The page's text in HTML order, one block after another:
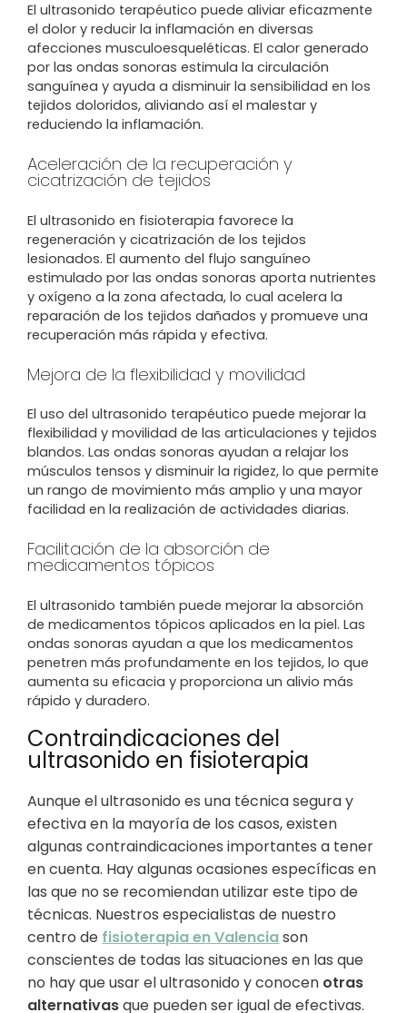
El ultrasonido terapéutico puede aliviar eficazmente
el dolor y reducir la inflamación en diversas
afecciones musculoesqueléticas. El calor generado
por las ondas sonoras estimula la circulación
sanguínea y ayuda a disminuir la sensibilidad en los
tejidos doloridos, aliviando así el malestar y
reduciendo la inflamación.
Aceleración de la recuperación y
cicatrización de tejidos
El ultrasonido en fisioterapia favorece la
regeneración y cicatrización de los tejidos
lesionados. El aumento del flujo sanguíneo
estimulado por las ondas sonoras aporta nutrientes
y oxígeno a la zona afectada, lo cual acelera la
reparación de los tejidos dañados y promueve una
recuperación más rápida y efectiva.
Mejora de la flexibilidad y movilidad
El uso del ultrasonido terapéutico puede mejorar la
flexibilidad y movilidad de las articulaciones y tejidos
blandos. Las ondas sonoras ayudan a relajar los
músculos tensos y disminuir la rigidez, lo que permite
un rango de movimiento más amplio y una mayor
facilidad en la realización de actividades diarias.
Facilitación de la absorción de
medicamentos tópicos
El ultrasonido también puede mejorar la absorción
de medicamentos tópicos aplicados en la piel. Las
ondas sonoras ayudan a que los medicamentos
penetren más profundamente en los tejidos, lo que
aumenta su eficacia y proporciona un alivio más
rápido y duradero.
Contraindicaciones del
ultrasonido en fisioterapia
Aunque el ultrasonido es una técnica segura y
efectiva en la mayoría de los casos, existen
algunas contraindicaciones importantes a tener
en cuenta. Hay algunas ocasiones específicas en
las que no se recomiendan utilizar este tipo de
técnicas. Nuestros especialistas de nuestro
centro de fisioterapia en Valenciason
conscientes de todas las situaciones en las que
no hay que usar el ultrasonido y conocen otras
alternativasque pueden ser igual de efectivas.